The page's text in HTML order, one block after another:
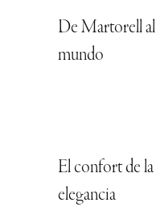
De Martorell al
mundo
El confort de la
elegancia